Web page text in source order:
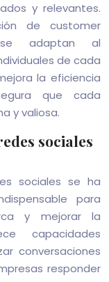
y relevantes.
de customer
se adaptan al
de cada
la eficiencia
que cada
y valiosa.
sociales
sociales se ha
para
y mejorar la
capacidades
conversaciones
responder